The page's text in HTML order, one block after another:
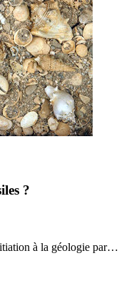
?
à la géologie par…